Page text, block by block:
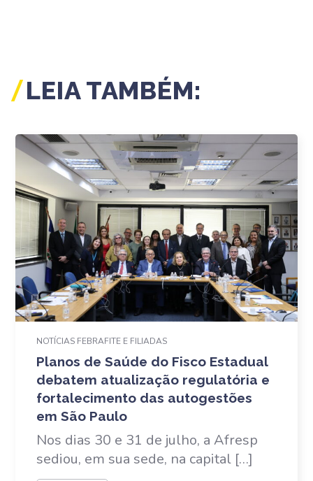
LEIA TAMBÉM:
NOTÍCIAS FEBRAFITE E FILIADAS
Planos de Saúde do Fisco Estadual
debatem atualização regulatória e
fortalecimento das autogestões
em São Paulo
Nos dias 30 e 31 de julho, a Afresp
sediou, em sua sede, na capital […]